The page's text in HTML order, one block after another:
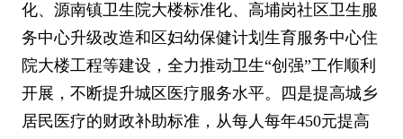
化、源南镇卫生院大楼标准化、高埔岗社区卫生服
务中心升级改造和区妇幼保健计划生育服务中心住
院大楼工程等建设，全力推动卫生“创强”工作顺利
开展，不断提升城区医疗服务水平。四是提高城乡
居民医疗的财政补助标准，从每人每年450元提高